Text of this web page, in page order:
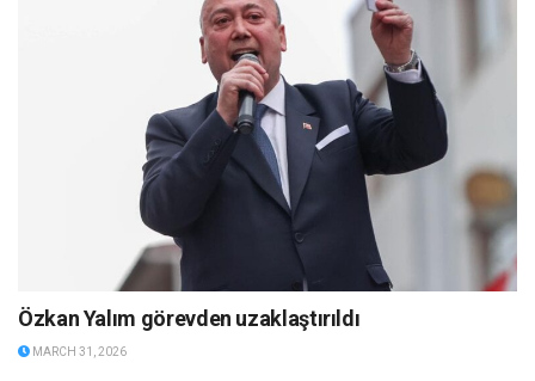
Özkan Yalım görevden uzaklaştırıldı
MARCH 31, 2026